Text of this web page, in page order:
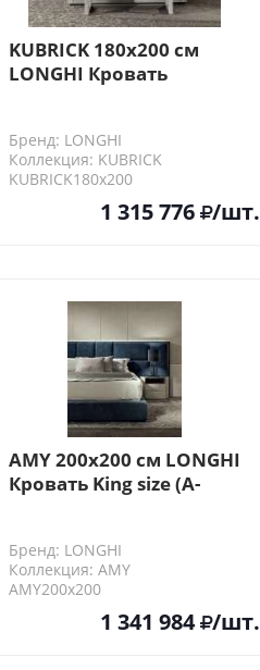
KUBRICK 180х200 см
LONGHI Кровать
Бренд: LONGHI
Коллекция: KUBRICK
KUBRICK180х200
1 315 776 /шт.
AMY 200х200 см LONGHI
Кровать King size (А-
решетки)
Бренд: LONGHI
Коллекция: AMY
AMY200х200
1 341 984 /шт.